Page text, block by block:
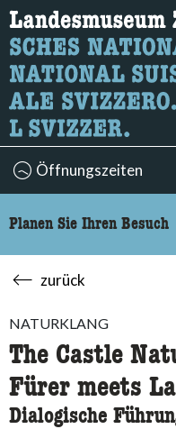
Wonach
Hier können Sie nach
Öffnungszeiten
Planen Sie Ihren Besuch
zurück
NATURKLANG
The Castle
Fürer meets
Dialogische